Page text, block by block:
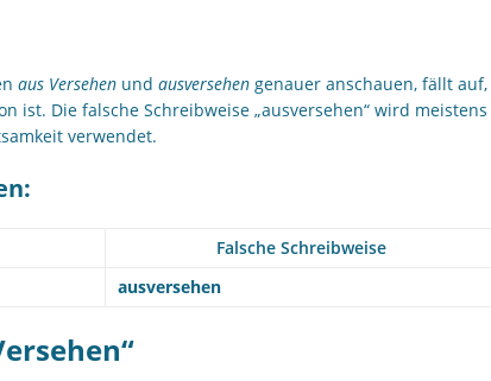
aus Versehen und ausversehen genauer anschauen, fällt auf,
ist. Die falsche Schreibweise „ausversehen“ wird meistens
verwendet.
Falsche Schreibweise
ausversehen